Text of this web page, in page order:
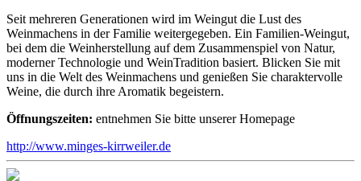
Seit mehreren Generationen wird im Weingut die Lust des
Weinmachens in der Familie weitergegeben. Ein Familien-Weingut,
bei dem die Weinherstellung auf dem Zusammenspiel von Natur,
moderner Technologie und WeinTradition basiert. Blicken Sie mit
uns in die Welt des Weinmachens und genießen Sie charaktervolle
Weine, die durch ihre Aromatik begeistern.
Öffnungszeiten: entnehmen Sie bitte unserer Homepage
http://www.minges-kirrweiler.de